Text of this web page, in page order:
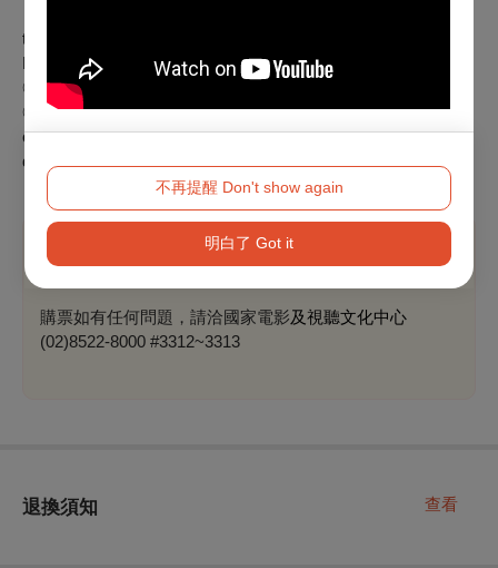
不再提醒 Don't show again
明白了 Got it
the program, plus 1 Limited Edition Tin-Box & Program
Featured Volume (limited to the first 250 sets.)
◎ Child or Senior Citizen: NTD 110/Ticket
◎ Person with Disability: Free tickets available for the TFAI
organized screenings, please call (02)8522-8000 for more
detail.
購票如有任何問題，請洽國家電影及視聽文化中心
(02)8522-8000 #3312~3313
退換須知 查看